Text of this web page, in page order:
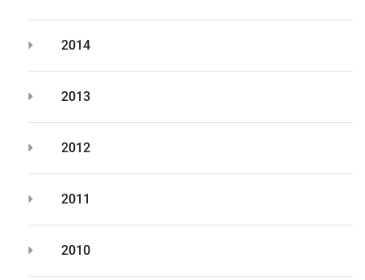
2014
2013
2012
2011
2010